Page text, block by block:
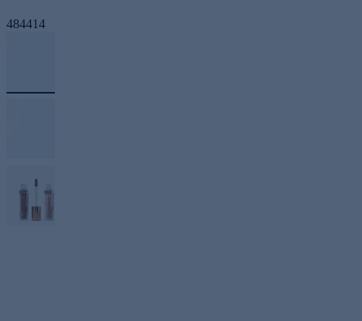
484414